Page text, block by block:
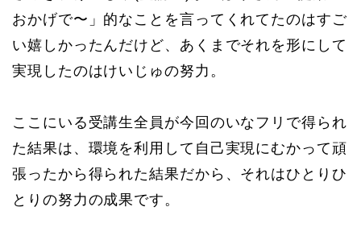
おかげで〜」的なことを言ってくれてたのはすご
い嬉しかったんだけど、あくまでそれを形にして
実現したのはけいじゅの努力。
ここにいる受講生全員が今回のいなフリで得られ
た結果は、環境を利用して自己実現にむかって頑
張ったから得られた結果だから、それはひとりひ
とりの努力の成果です。